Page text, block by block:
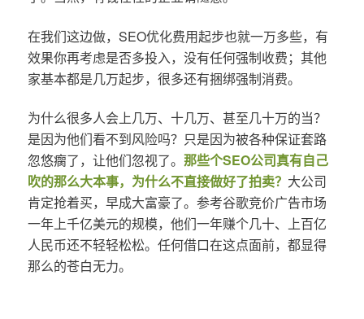
在我们这边做，SEO优化费用起步也就一万多些，有
效果你再考虑是否多投入，没有任何强制收费；其他
家基本都是几万起步，很多还有捆绑强制消费。
为什么很多人会上几万、十几万、甚至几十万的当？
是因为他们看不到风险吗？只是因为被各种保证套路
忽悠瘸了，让他们忽视了。 那些个SEO公司真有自己
吹的那么大本事，为什么不直接做好了拍卖？ 大公司
肯定抢着买，早成大富豪了。参考谷歌竞价广告市场
一年上千亿美元的规模，他们一年赚个几十、上百亿
人民币还不轻轻松松。任何借口在这点面前，都显得
那么的苍白无力。